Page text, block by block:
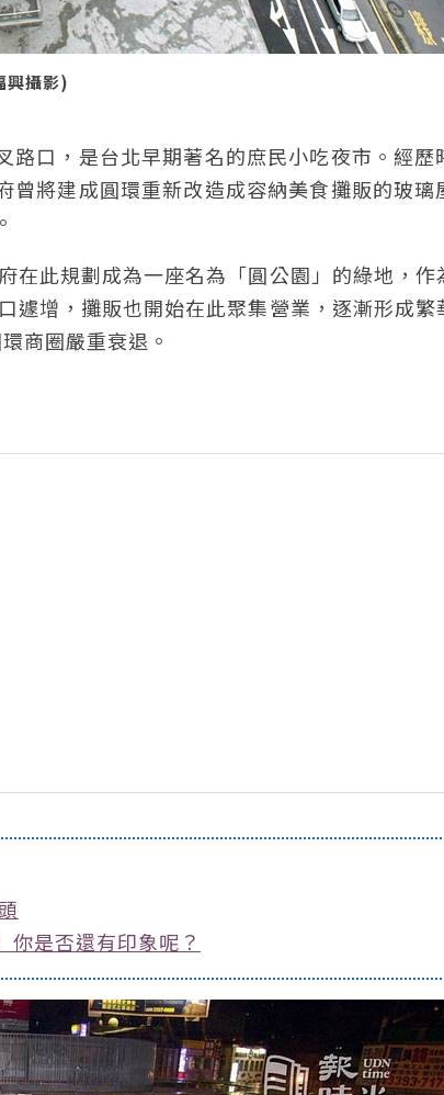
興攝影)
口，是台北早期著名的庶民小吃夜市。經歷
將建成圓環重新改造成容納美食攤販的玻璃
在此規劃成為一座名為「圓公園」的綠地，作
遽增，攤販也開始在此聚集營業，逐漸形成繁
商圈嚴重衰退。
你是否還有印象呢？